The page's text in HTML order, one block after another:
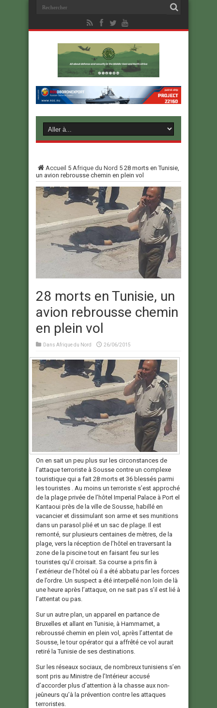
Accueil 5 Afrique du Nord 5 28 morts en Tunisie,
un avion rebrousse chemin en plein vol
28 morts en Tunisie, un
avion rebrousse chemin
en plein vol
Dans Afrique du Nord 26/06/2015
On en sait un peu plus sur les circonstances de
l’attaque terroriste à Sousse contre un complexe
touristique qui a fait 28 morts et 36 blessés parmi
les touristes . Au moins un terroriste s’est approché
de la plage privée de l’hôtel Imperial Palace à Port el
Kantaoui près de la ville de Sousse, habillé en
vacancier et dissimulant son arme et ses munitions
dans un parasol plié et un sac de plage. Il est
remonté, sur plusieurs centaines de mètres, de la
plage, vers la réception de l’hôtel en traversant la
zone de la piscine tout en faisant feu sur les
touristes qu’il croisait. Sa course a pris fin à
l’extérieur de l’hôtel où il a été abbatu par les forces
de l’ordre. Un suspect a été interpellé non loin de là
une heure après l’attaque, on ne sait pas s’il est lié à
l’attentat ou pas.
Sur un autre plan, un appareil en partance de
Bruxelles et allant en Tunisie, à Hammamet, a
rebroussé chemin en plein vol, après l’attentat de
Sousse, le tour opérator qui a affrêté ce vol aurait
retiré la Tunisie de ses destinations.
Sur les réseaux sociaux, de nombreux tunisiens s’en
sont pris au Ministre de l’Intérieur accusé
d’accorder plus d’attention à la chasse aux non-
jeûneurs qu’à la prévention contre les attaques
terroristes.